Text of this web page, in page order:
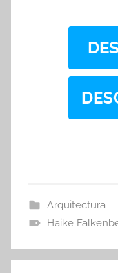
Arquitectura
Haike